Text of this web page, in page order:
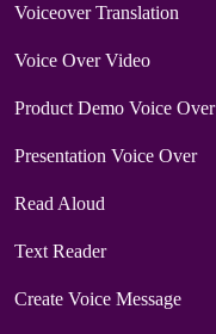
Voiceover Translation
Voice Over Video
Product Demo Voice Over
Presentation Voice Over
Read Aloud
Text Reader
Create Voice Message